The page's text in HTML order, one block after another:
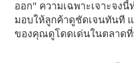
ออก" ความเฉพาะเจาะจง
มอบให้ลูกค้าดูชัดเจนทันที
ของคุณดูโดดเด่นในตลาด